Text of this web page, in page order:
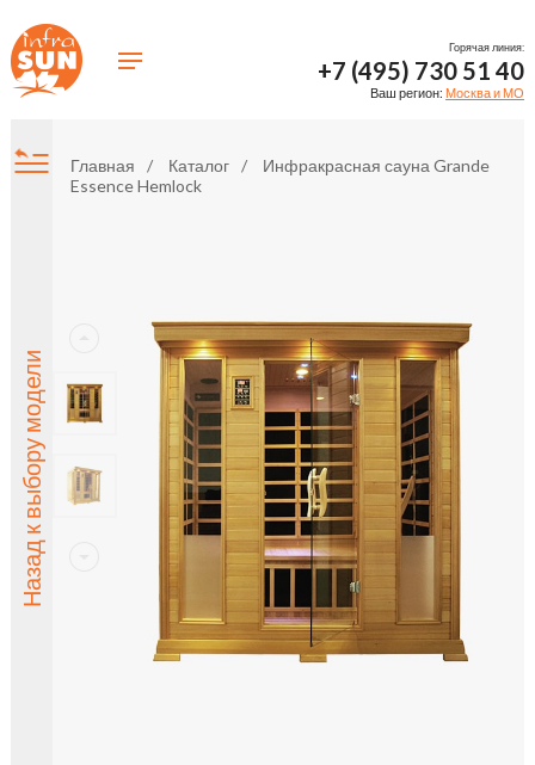
Горячая линия:
+7 (495) 730 51 40
Ваш регион: Москва и МО
Назад к выбору модели
Главная Каталог
Инфракрасная сауна Grande
Essence Hemlock